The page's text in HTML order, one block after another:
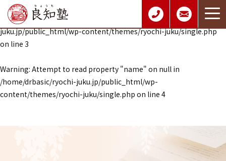
Warning : Undefined array key 0 in
/home/drbasic/ryochi-
juku.jp/public_html/wp-content/themes/ryochi-juku/single.php
on line 3
Warning: Attempt to read property "name" on null in
/home/drbasic/ryochi-juku.jp/public_html/wp-
content/themes/ryochi-juku/single.php on line 4